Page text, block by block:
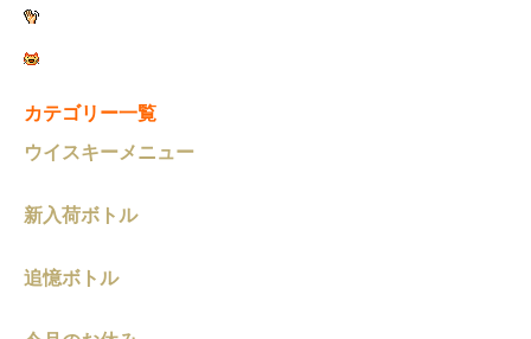
カテゴリー一覧
ウイスキーメニュー
新入荷ボトル
追憶ボトル